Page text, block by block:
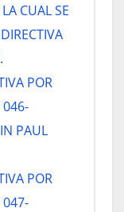
CUAL SE
POR
046-
PAUL
POR
047-